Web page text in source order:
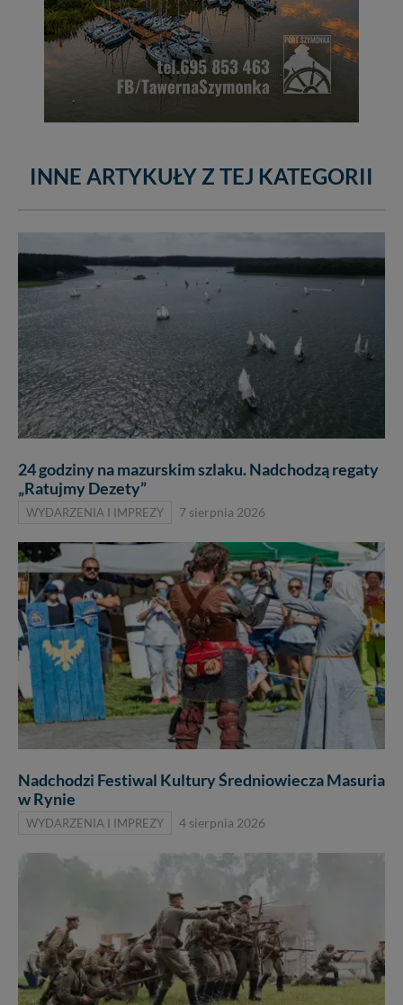
INNE ARTYKUŁY Z TEJ KATEGORII
24 godziny na mazurskim szlaku. Nadchodzą regaty
„Ratujmy Dezety”
WYDARZENIA I IMPREZY 7 sierpnia 2026
Nadchodzi Festiwal Kultury Średniowiecza Masuria
w Rynie
WYDARZENIA I IMPREZY 4 sierpnia 2026